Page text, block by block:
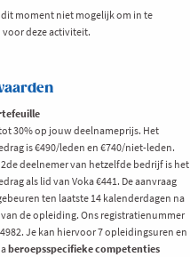
dit moment niet mogelijk om in te
voor deze activiteit.
30% op jouw deelnameprijs. Het
is €490/leden en €740/niet-leden.
2de deelnemer van hetzelfde bedrijf is het
als lid van Voka €441. De aanvraag
ten laatste 14 kalenderdagen na
de opleiding. Ons registratienummer
Je kan hiervoor 7 opleidingsuren en
beroepsspecifieke competenties